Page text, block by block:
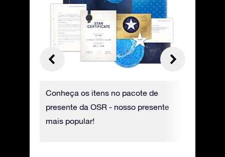
Conheça os itens no pacote de
presente da OSR - nosso presente
mais popular!